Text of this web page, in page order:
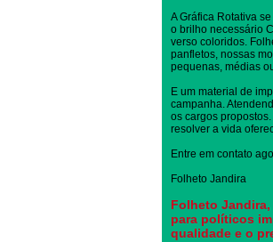
A Gráfica Rotativa
o brilho necessário
verso coloridos.
panfletos, nossas
pequenas, médias
E um material de
campanha.
os cargos
resolver a vida
Entre em contato
Folheto Jandira
Folheto
para políticos
qualidade e o